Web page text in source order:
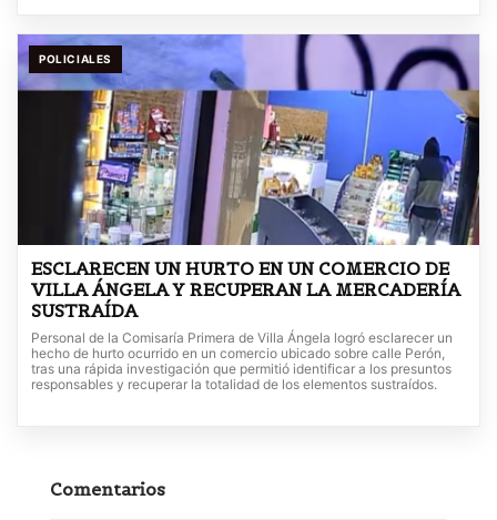
POLICIALES
ESCLARECEN UN HURTO EN UN COMERCIO DE
VILLA ÁNGELA Y RECUPERAN LA MERCADERÍA
SUSTRAÍDA
Personal de la Comisaría Primera de Villa Ángela logró esclarecer un
hecho de hurto ocurrido en un comercio ubicado sobre calle Perón,
tras una rápida investigación que permitió identificar a los presuntos
responsables y recuperar la totalidad de los elementos sustraídos.
Comentarios